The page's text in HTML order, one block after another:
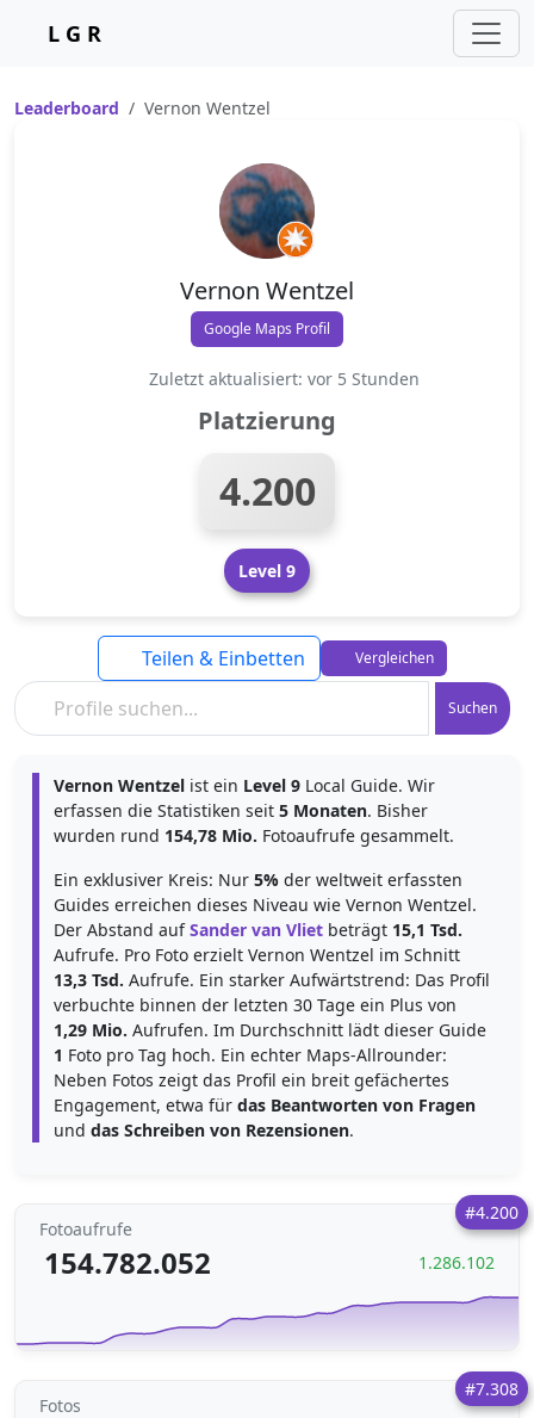
L G R
Leaderboard Vernon Wentzel
Vernon Wentzel
Google Maps Profil
Zuletzt aktualisiert: vor 5 Stunden
Platzierung
4.200
Level 9
Suchen
Teilen & Einbetten Vergleichen
Vernon Wentzel ist ein Level 9 Local Guide. Wir
erfassen die Statistiken seit 5 Monaten. Bisher
wurden rund 154,78 Mio. Fotoaufrufe gesammelt.
Ein exklusiver Kreis: Nur 5% der weltweit erfassten
Guides erreichen dieses Niveau wie Vernon Wentzel.
Der Abstand aufSander van Vliet beträgt 15,1 Tsd.
Aufrufe. Pro Foto erzielt Vernon Wentzel im Schnitt
13,3 Tsd. Aufrufe. Ein starker Aufwärtstrend: Das Profil
verbuchte binnen der letzten 30 Tage ein Plus von
1,29 Mio. Aufrufen. Im Durchschnitt lädt dieser Guide
1 Foto pro Tag hoch. Ein echter Maps-Allrounder:
Neben Fotos zeigt das Profil ein breit gefächertes
Engagement, etwa für das Beantworten von Fragen
und das Schreiben von Rezensionen.
#4.200
Fotoaufrufe
154.782.052 1.286.102
#7.308
Fotos